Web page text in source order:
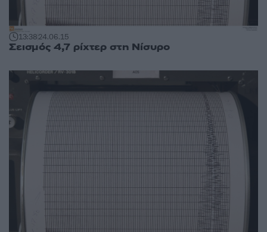
13:3824.06.15
Σεισμός 4,7 ρίχτερ στη Νίσυρο